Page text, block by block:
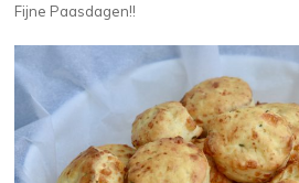
Fijne Paasdagen!!